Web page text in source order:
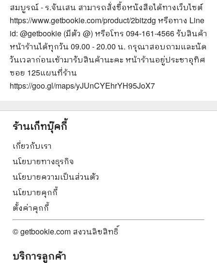
สมบูรณ์ - ร.จันเสน สามารถสั่งซื้อหนังสือได้ทางเว็บไซต์
https://www.getbookie.com/product/2bitzdg หรือทาง Line
id: @getbookie (มีตัว @) หรือโทร 094-161-4566 รับสินค้า
หน้าร้านได้ทุกวัน 09.00 - 20.00 น. กรุณาสอบถามและนัด
วันเวลาก่อนเข้ามารับสินค้านะคะ หน้าร้านอยู่ประชาอุทิศ
ซอย 125แผนที่ร้าน
https://goo.gl/maps/yJUnCYEhrYH95JoX7
ร้านเก็ทบุ๊คกี้
เกี่ยวกับเรา
นโยบายทางธุรกิจ
นโยบายความเป็นส่วนตัว
นโยบายคุกกี้
ตั้งค่าคุกกี้
© getbookie.com สงวนลิขสิทธิ์
บริการลูกค้า